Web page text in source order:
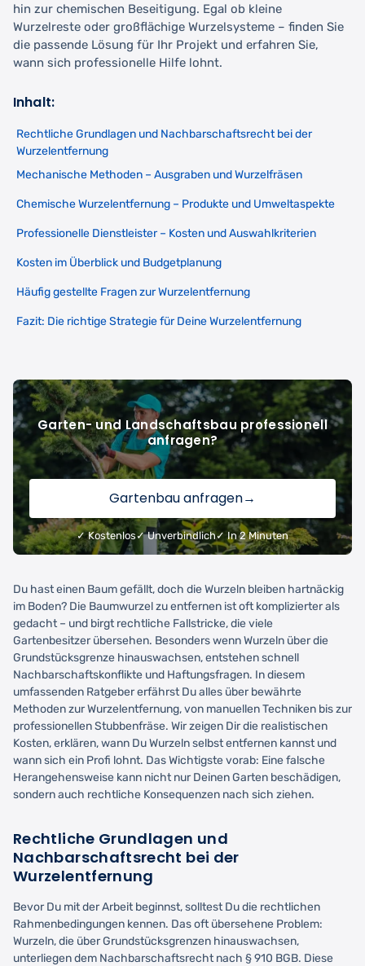
hin zur chemischen Beseitigung. Egal ob kleine
Wurzelreste oder großflächige Wurzelsysteme – finden Sie
die passende Lösung für Ihr Projekt und erfahren Sie,
wann sich professionelle Hilfe lohnt.
Inhalt:
Rechtliche Grundlagen und Nachbarschaftsrecht bei der
Wurzelentfernung
Mechanische Methoden – Ausgraben und Wurzelfräsen
Chemische Wurzelentfernung – Produkte und Umweltaspekte
Professionelle Dienstleister – Kosten und Auswahlkriterien
Kosten im Überblick und Budgetplanung
Häufig gestellte Fragen zur Wurzelentfernung
Fazit: Die richtige Strategie für Deine Wurzelentfernung
Garten- und Landschaftsbau professionell
anfragen?
Gartenbau anfragen→
✓ Kostenlos ✓ Unverbindlich✓ In 2 Minuten
Du hast einen Baum gefällt, doch die Wurzeln bleiben hartnäckig
im Boden? Die Baumwurzel zu entfernen ist oft komplizierter als
gedacht – und birgt rechtliche Fallstricke, die viele
Gartenbesitzer übersehen. Besonders wenn Wurzeln über die
Grundstücksgrenze hinauswachsen, entstehen schnell
Nachbarschaftskonflikte und Haftungsfragen. In diesem
umfassenden Ratgeber erfährst Du alles über bewährte
Methoden zur Wurzelentfernung, von manuellen Techniken bis zur
professionellen Stubbenfräse. Wir zeigen Dir die realistischen
Kosten, erklären, wann Du Wurzeln selbst entfernen kannst und
wann sich ein Profi lohnt. Das Wichtigste vorab: Eine falsche
Herangehensweise kann nicht nur Deinen Garten beschädigen,
sondern auch rechtliche Konsequenzen nach sich ziehen.
Rechtliche Grundlagen und
Nachbarschaftsrecht bei der
Wurzelentfernung
Bevor Du mit der Arbeit beginnst, solltest Du die rechtlichen
Rahmenbedingungen kennen. Das oft übersehene Problem:
Wurzeln, die über Grundstücksgrenzen hinauswachsen,
unterliegen dem Nachbarschaftsrecht nach § 910 BGB. Diese